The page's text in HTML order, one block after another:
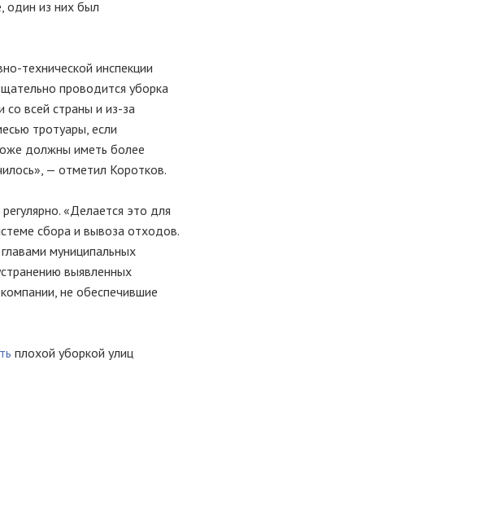
один из них был
технической инспекции
проводится уборка
со всей страны и из-за
тротуары, если
должны иметь более
— отметил Коротков.
«Делается это для
сбора и вывоза отходов.
муниципальных
выявленных
не обеспечившие
плохой уборкой улиц